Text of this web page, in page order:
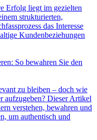
Erfolg liegt im gezielten
strukturierten,
das Interesse
Kundenbeziehungen
So bewahren Sie den
zu bleiben – doch wie
aufzugeben? Dieser Artikel
verstehen, bewahren und
um authentisch und